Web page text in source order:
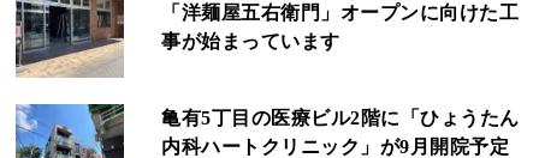
「洋麺屋五右衛門」オープンに向けた工
事が始まっています
亀有5丁目の医療ビル2階に「ひょうたん
内科ハートクリニック」が9月開院予定